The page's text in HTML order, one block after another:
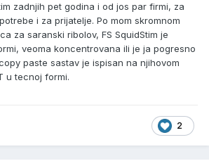
zadnjih pet godina i od jos par firmi, za
i za prijatelje. Po mom skromnom
za saranski ribolov, FS SquidStim je
veoma koncentrovana ili je ja pogresno
paste sastav je ispisan na njihovom
u tecnoj formi.
2